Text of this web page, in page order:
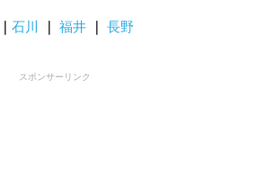
｜ 石川 ｜ 福井 ｜ 長野
スポンサーリンク